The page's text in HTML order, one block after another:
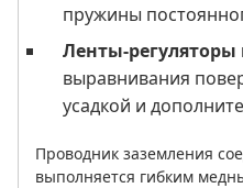
пружины
Ленты-
выравнивания
усадкой и
Проводник заземления
выполняется гибким